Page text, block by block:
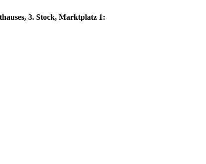
3. Stock, Marktplatz 1: